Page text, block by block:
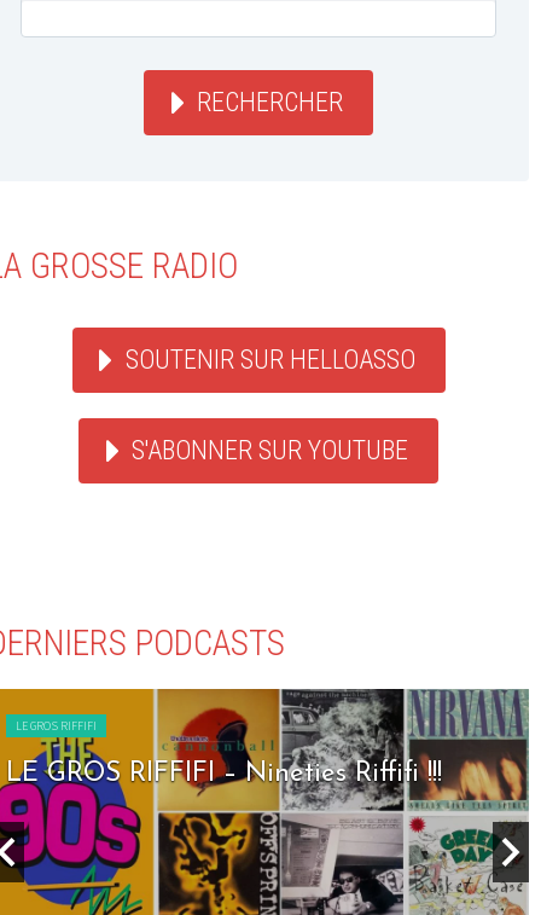
RECHERCHER
GROSSE RADIO
SOUTENIR SUR HELLOASSO
S'ABONNER SUR YOUTUBE
PODCASTS
LE GROS RIFFIFI
LE GROS RIFFIFI – Nineties Riffifi !!!